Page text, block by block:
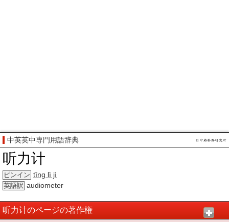
中英英中専門用語辞典
听力计
ピンイン tīng lì jì
英語訳 audiometer
听力计のページの著作権